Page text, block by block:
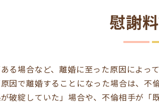
慰謝
る場合など、離婚に至った原因によっ
因で離婚することになった場合は、不
が破綻していた」場合や、不倫相手が